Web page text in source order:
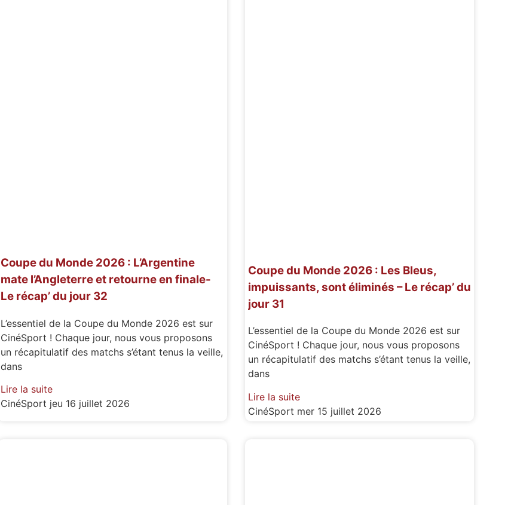
Coupe du Monde 2026 : L’Argentine
mate l’Angleterre et retourne en finale-
Le récap’ du jour 32
L’essentiel de la Coupe du Monde 2026 est sur
CinéSport ! Chaque jour, nous vous proposons
un récapitulatif des matchs s’étant tenus la veille,
dans
Lire la suite
CinéSport jeu 16 juillet 2026
Coupe du Monde 2026 : Les Bleus,
impuissants, sont éliminés – Le récap’ du
jour 31
L’essentiel de la Coupe du Monde 2026 est sur
CinéSport ! Chaque jour, nous vous proposons
un récapitulatif des matchs s’étant tenus la veille,
dans
Lire la suite
CinéSport mer 15 juillet 2026